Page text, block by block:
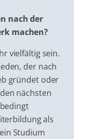
nach der
machen?
vielfältig sein.
der nach
gründet oder
nächsten
als
Studium